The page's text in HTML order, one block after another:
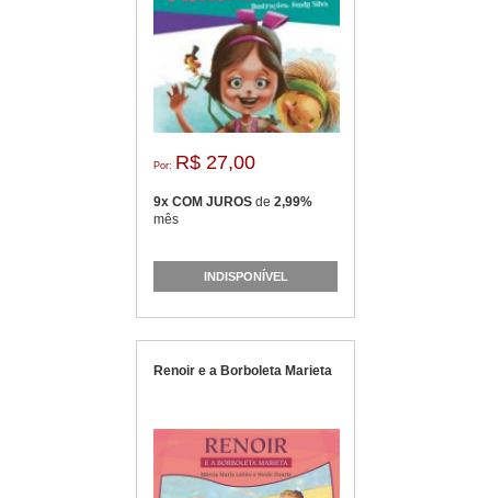
Por: R$ 27,00
9x COM JUROS de 2,99%
mês
INDISPONÍVEL
Renoir e a Borboleta Marieta